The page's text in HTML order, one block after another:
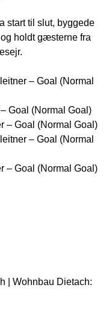
start til slut, byggede
holdt gæsterne fra
– Goal (Normal
Goal (Normal Goal)
– Goal (Normal Goal)
– Goal (Normal
– Goal (Normal Goal)
| Wohnbau Dietach: